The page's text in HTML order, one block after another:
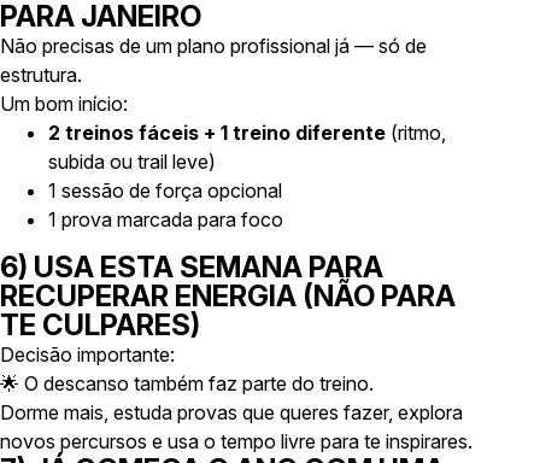
PARA JANEIRO
Não precisas de um plano profissional já — só de
estrutura.
Um bom início:
2 treinos fáceis + 1 treino diferente (ritmo,
subida ou trail leve)
1 sessão de força opcional
1 prova marcada para foco
6) USA ESTA SEMANA PARA
RECUPERAR ENERGIA (NÃO PARA
TE CULPARES)
Decisão importante:
🌟 O descanso também faz parte do treino.
Dorme mais, estuda provas que queres fazer, explora
novos percursos e usa o tempo livre para te inspirares.